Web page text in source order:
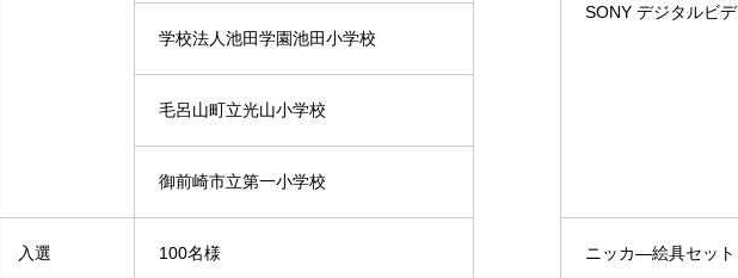
SONY デジタルビ
学校法人池田学園池田小学校
毛呂山町立光山小学校
御前崎市立第一小学校
入選 100名様 ニッカ―絵具セット